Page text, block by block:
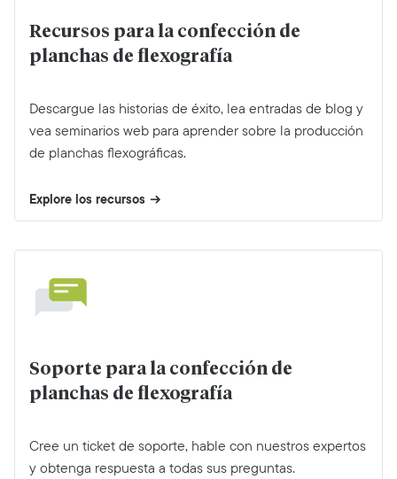
Recursos para la confección de
planchas de flexografía
Descargue las historias de éxito, lea entradas de blog y
vea seminarios web para aprender sobre la producción
de planchas flexográficas.
Explore los recursos
Soporte para la confección de
planchas de flexografía
Cree un ticket de soporte, hable con nuestros expertos
y obtenga respuesta a todas sus preguntas.